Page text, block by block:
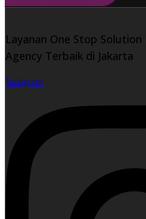
Layanan One Stop
Agency Terbaik di Jakarta
Instagram